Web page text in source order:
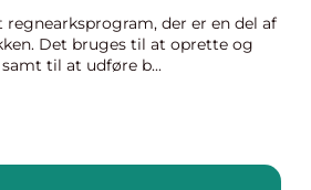
regnearksprogram, der er en del af
Det bruges til at oprette og
til at udføre b...